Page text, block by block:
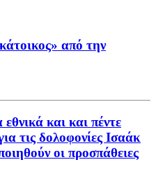
από την
και και πέντε
τις δολοφονίες Ισαάκ
οι προσπάθειες